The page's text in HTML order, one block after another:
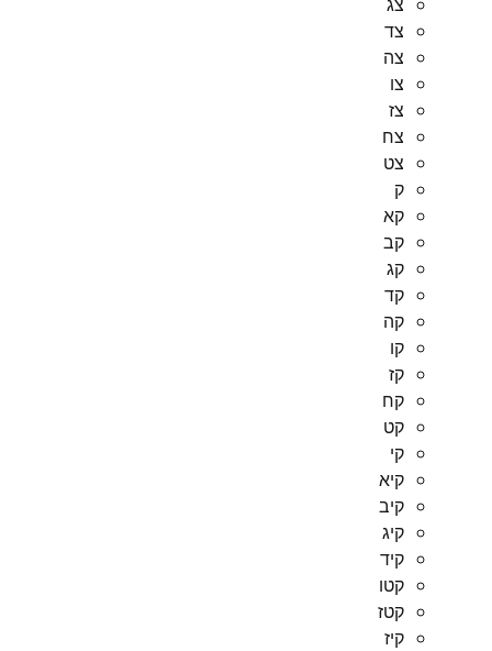
צד
צה
צו
צז
צח
צט
ק
קא
קב
קג
קד
קה
קו
קז
קח
קט
קי
קיא
קיב
קיג
קיד
קטו
קטז
קיז